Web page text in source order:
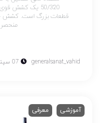
50/320 یک کشش
قطعات بزرگ است. کشش
generalsanat_vahid 07 سپتامبر 2022
آموزشی معرفی